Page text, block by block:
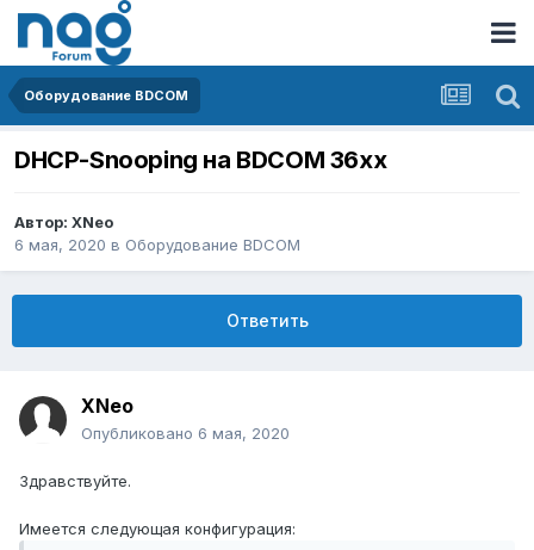
Оборудование BDCOM
DHCP-Snooping на BDCOM 36xx
Автор: XNeo
6 мая, 2020 в Оборудование BDCOM
Ответить
XNeo
Опубликовано 6 мая, 2020
Здравствуйте.
Имеется следующая конфигурация: